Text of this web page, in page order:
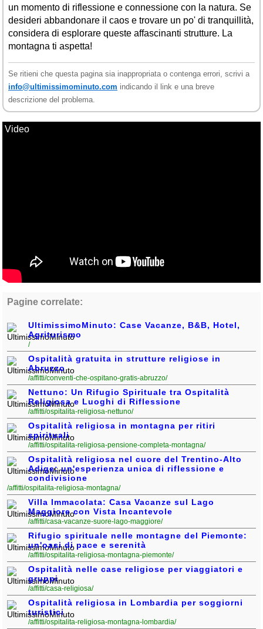
un momento di riflessione e connessione con la natura. Se
desideri abbandonare il caos e trovare un po' di tranquillità,
considera di esplorare queste affascinanti strutture. La
montagna ti aspetta!
Se ritieni che questa pagina sia inappropriata o contenga errori, scrivi a
info@ultimissimominuto.com indicando il link e una breve
descrizione del problema.
Video
Pagine correlate:
UltimissimoMinuto: Case Vacanze, B&B, Hotel,
Agriturismo
/
Ospitalità gratuita in strutture religiose in
Abruzzo
/affitti/conventi-che-ospitano-gratis-abruzzo/
Nettuno: Un Rifugio Spirituale tra Ospitalità
Religiosa e Luoghi di Riflessione
/affitti/ospitalita-religiosa-nettuno/
Ospitalità religiosa in montagna per ritiri
spirituali
/affitti/ospitalita-religiosa-pensione-completa-montagna/
Ospitalità religiosa nel cuore del Trentino-Alto
Adige: un'esperienza unica di riflessione e
condivisione
/affitti/ospitalita-religiosa-montagna/
Villa Immacolata: Casa Vacanze sul Lago
Maggiore con Vista Incantevole
/affitti/casa-vacanze-suore-lago-maggiore/
Rifugio spirituale nelle montagne del Piemonte:
un'oasi di pace e serenità
/affitti/ospitalita-religiosa-montagna-piemonte/
Ospitalità nelle case religiose per viaggiatori e
gruppi
/affitti/casa-religiosa/
Ospitalità religiosa in Lombardia per soggiorni
turistici
/affitti/ospitalita-religiosa-montagna-lombardia/